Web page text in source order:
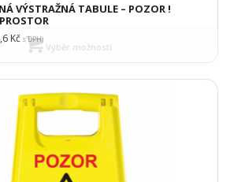
VÝSTRAŽNÁ TABULE – POZOR !
Kčs DPH)
Výběr možností